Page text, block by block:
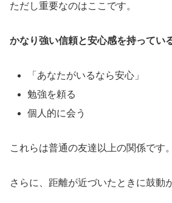
ただし重要なのはここです。
かなり強い信頼と安心感を持ってい
「あなたがいるなら安心」
勉強を頼る
個人的に会う
これらは普通の友達以上の関係です。
さらに、距離が近づいたときに鼓動